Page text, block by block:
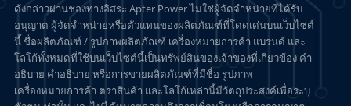
ดังกล่าวผ่านช่องทางอิสระ Apter Power ไม่ใช่ผู้จัดจำหน่ายที่ได้รับ
อนุญาต ผู้จัดจำหน่ายหรือตัวแทนของผลิตภัณฑ์ที่โดดเด่นบนเว็บไซต์
นี้ ชื่อผลิตภัณฑ์ / รูปภาพผลิตภัณฑ์ เครื่องหมายการค้า แบรนด์ และ
โลโก้ทั้งหมดที่ใช้บนเว็บไซต์นี้เป็นทรัพย์สินของเจ้าของที่เกี่ยวข้อง คำ
อธิบาย คำอธิบาย หรือการขายผลิตภัณฑ์ที่มีชื่อ รูปภาพ
เครื่องหมายการค้า ตราสินค้า และโลโก้เหล่านี้มีวัตถุประสงค์เพื่อระบุ